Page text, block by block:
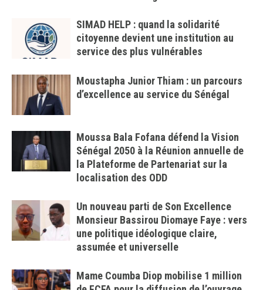
SIMAD HELP : quand la solidarité
citoyenne devient une institution au
service des plus vulnérables
Moustapha Junior Thiam : un parcours
d’excellence au service du Sénégal
Moussa Bala Fofana défend la Vision
Sénégal 2050 à la Réunion annuelle de
la Plateforme de Partenariat sur la
localisation des ODD
Un nouveau parti de Son Excellence
Monsieur Bassirou Diomaye Faye : vers
une politique idéologique claire,
assumée et universelle
Mame Coumba Diop mobilise 1 million